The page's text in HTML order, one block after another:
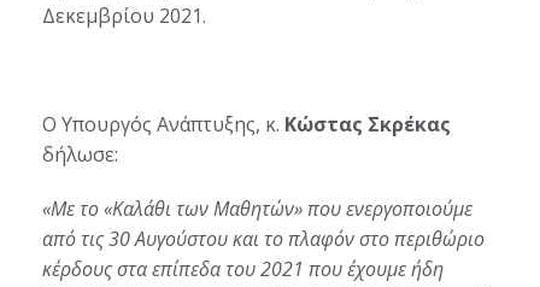
Δεκεμβρίου 2021.
Ο Υπουργός Ανάπτυξης, κ. Κώστας Σκρέκας
δήλωσε:
«Με το «Καλάθι των Μαθητών» που ενεργοποιούμε
από τις 30 Αυγούστου και το πλαφόν στο περιθώριο
κέρδους στα επίπεδα του 2021 που έχουμε ήδη